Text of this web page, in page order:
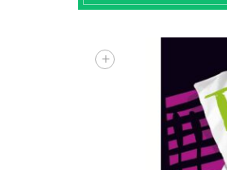
+